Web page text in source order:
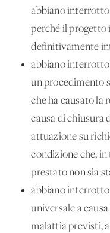
abbiano
perché il progetto
definitivamente
abbiano
un procedimento
che ha causato la
causa di chiusura
attuazione su
condizione che,
prestato non sia
abbiano
universale a
malattia previsti,